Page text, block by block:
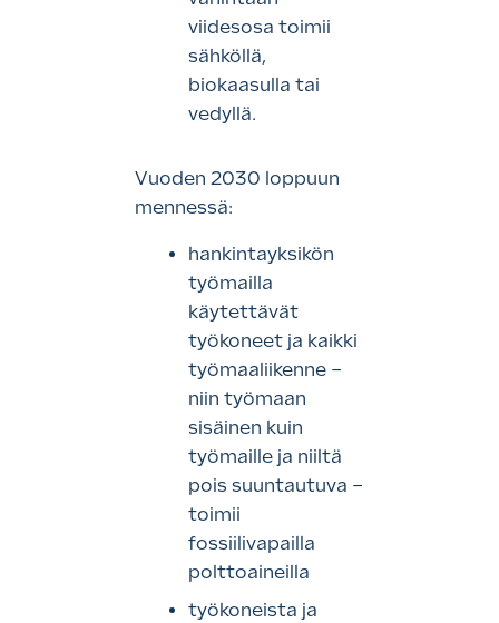
viidesosa toimii
sähköllä,
biokaasulla tai
vedyllä.
Vuoden 2030 loppuun
mennessä:
hankintayksikön
työmailla
käytettävät
työkoneet ja kaikki
työmaaliikenne –
niin työmaan
sisäinen kuin
työmaille ja niiltä
pois suuntautuva –
toimii
fossiilivapailla
polttoaineilla
työkoneista ja